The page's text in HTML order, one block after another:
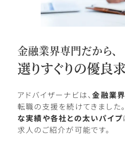
金融業界専門だから、
選りすぐりの優良
アドバイザーナビは、金融業
転職の支援を続けてきました。
な実績や各社との太いパイプ
求人のご紹介が可能です。